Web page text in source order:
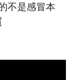
不是感冒本